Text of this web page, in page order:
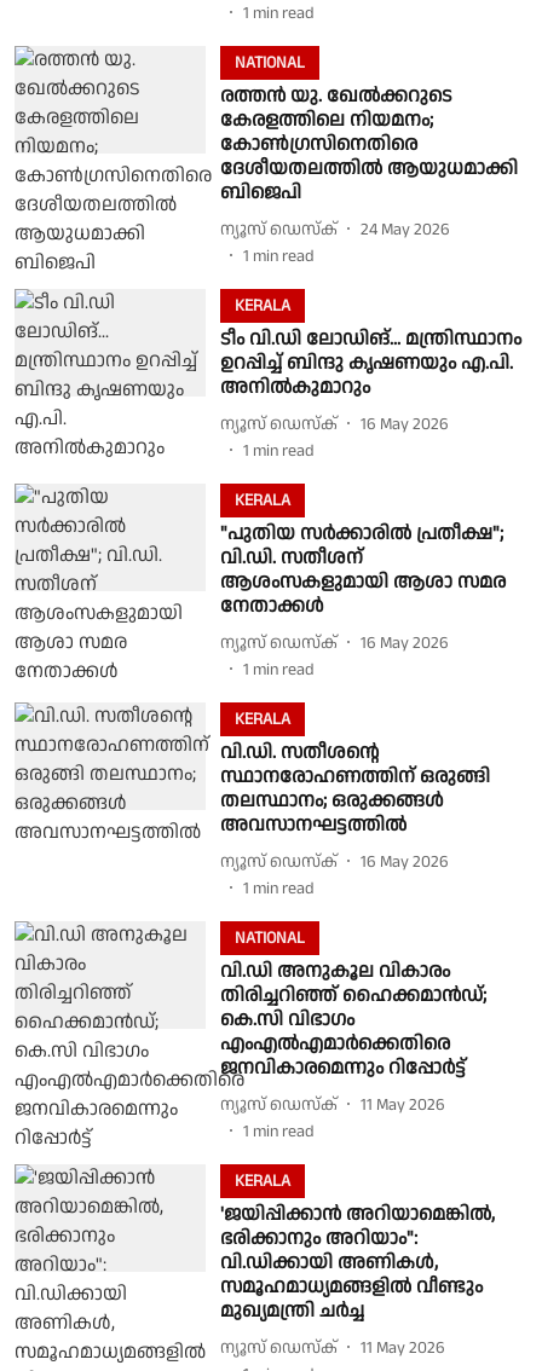
1 min read
NATIONAL
രത്തൻ യു. ഖേൽക്കറുടെ
കേരളത്തിലെ നിയമനം;
കോൺഗ്രസിനെതിരെ
ദേശീയതലത്തിൽ ആയുധമാക്കി
ബിജെപി
ന്യൂസ് ഡെസ്ക്
24 May 2026
1 min read
KERALA
ടീം വി.ഡി ലോഡിങ്... മന്ത്രിസ്ഥാനം
ഉറപ്പിച്ച് ബിന്ദു കൃഷണയും എ.പി.
അനിൽകുമാറും
ന്യൂസ് ഡെസ്ക്
16 May 2026
1 min read
KERALA
"പുതിയ സർക്കാരിൽ പ്രതീക്ഷ";
വി.ഡി. സതീശന്
ആശംസകളുമായി ആശാ സമര
നേതാക്കൾ
ന്യൂസ് ഡെസ്ക്
16 May 2026
1 min read
KERALA
വി.ഡി. സതീശൻ്റെ
സ്ഥാനരോഹണത്തിന് ഒരുങ്ങി
തലസ്ഥാനം; ഒരുക്കങ്ങൾ
അവസാനഘട്ടത്തിൽ
ന്യൂസ് ഡെസ്ക്
16 May 2026
1 min read
NATIONAL
വി.ഡി അനുകൂല വികാരം
തിരിച്ചറിഞ്ഞ് ഹൈക്കമാൻഡ്;
കെ.സി വിഭാഗം
എംഎൽഎമാർക്കെതിരെ
ജനവികാരമെന്നും റിപ്പോർട്ട്
ന്യൂസ് ഡെസ്ക്
11 May 2026
1 min read
KERALA
'ജയിപ്പിക്കാൻ അറിയാമെങ്കിൽ,
ഭരിക്കാനും അറിയാം":
വി.ഡിക്കായി അണികൾ,
സമൂഹമാധ്യമങ്ങളിൽ വീണ്ടും
മുഖ്യമന്ത്രി ചർച്ച
ന്യൂസ് ഡെസ്ക്
11 May 2026